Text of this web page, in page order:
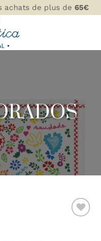
achats de plus de 65€